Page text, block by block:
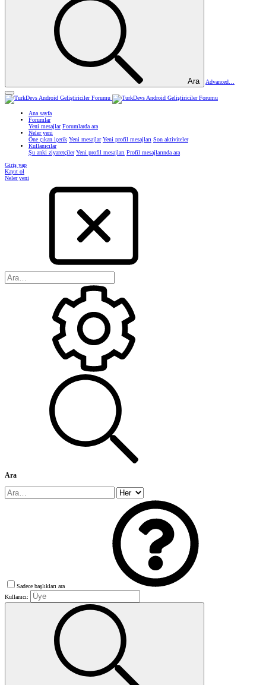
Ara Advanced…
Ana sayfa
Forumlar
Yeni mesajlar Forumlarda ara
Neler yeni
Öne çıkan içerik Yeni mesajlar Yeni profil mesajları Son aktiviteler
Kullanıcılar
Şu anki ziyaretçiler Yeni profil mesajları Profil mesajlarında ara
Giriş yap
Kayıt ol
Neler yeni
Ara
Sadece başlıkları ara
Kullanıcı: